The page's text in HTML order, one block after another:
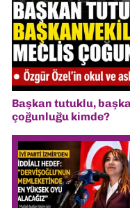
Başkan tutuklu,
çoğunluğu kimde?